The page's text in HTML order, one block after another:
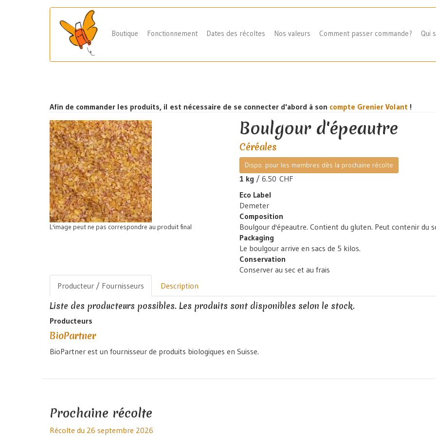
Navigation
principale
Boutique Fonctionnement Dates des récoltes Nos valeurs Comment passer commande? Qui
Afin de commander les produits, il est nécessaire de se connecter d'abord à son compte Grenier Volant !
L'image peut ne pas correspondre au produit final
Boulgour d'épeautre
Céréales
Dispo. pour les membres dès la prochaine récolte
1 kg / 6.50 CHF
Eco Label
Demeter
Composition
Boulgour d'épeautre. Contient du gluten. Peut contenir du
Packaging
Le boulgour arrive en sacs de 5 kilos.
Conservation
Conserver au sec et au frais
Producteur / Fournisseurs
Description
Liste des producteurs possibles. Les produits sont disponibles selon le stock.
Producteurs
BioPartner
BioPartner est un fournisseur de produits biologiques en Suisse.
Prochaine récolte
Récolte du 26 septembre 2026